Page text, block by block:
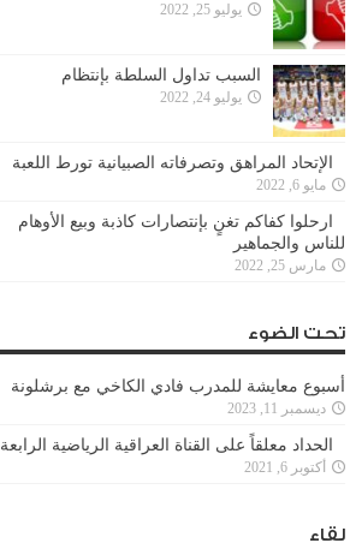
يوليو 25, 2022
السبب تداول السلطة بإنتظام
يوليو 24, 2022
الإتحاد المراهق وتصرفاته الصبيانية تورط اللعبة
مايو 6, 2022
ارحلوا كفاكم تغنٍ بإنتصارات كاذبة وبيع الأوهام
للناس والجماهير
مارس 25, 2022
تحت الضوء
أسبوع معايشة للمدرب فادي الكاخي مع برشلونة
ديسمبر 11, 2023
الحداد معلقاً على القناة العراقية الرياضية الرابعة
أكتوبر 6, 2021
لقاء